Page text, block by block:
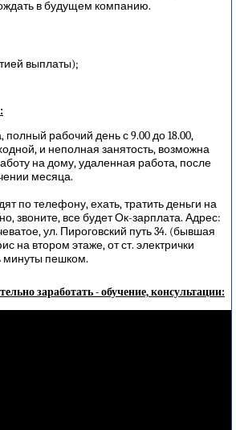
в будущем компанию.
выплаты);
рабочий день с 9.00 до 18.00,
и неполная занятость, возможна
на дому, удаленная работа, после
месяца.
по телефону, ехать, тратить деньги на
звоните, все будет Ок-зарплата. Адрес:
ул. Пироговский путь 34. (бывшая
на втором этаже, от ст. электрички
минуты пешком.
заработать - обучение, консультации: